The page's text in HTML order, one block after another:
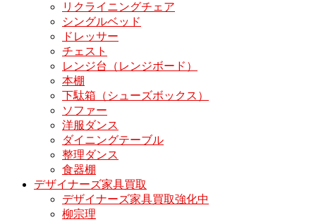
リクライニングチェア
シングルベッド
ドレッサー
チェスト
レンジ台（レンジボード）
本棚
下駄箱（シューズボックス）
ソファー
洋服ダンス
ダイニングテーブル
整理ダンス
食器棚
デザイナーズ家具買取
デザイナーズ家具買取強化中
柳宗理